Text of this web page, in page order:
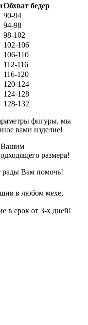
Обхват бедер
90-94
94-98
98-102
102-106
106-110
112-116
116-120
120-124
124-128
128-132
фигуры, мы
вами изделие!
Вашим
размера!
рады Вам помочь!
в любом мехе,
в срок от 3-х дней!